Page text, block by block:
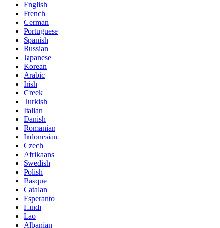
English
French
German
Portuguese
Spanish
Russian
Japanese
Korean
Arabic
Irish
Greek
Turkish
Italian
Danish
Romanian
Indonesian
Czech
Afrikaans
Swedish
Polish
Basque
Catalan
Esperanto
Hindi
Lao
Albanian